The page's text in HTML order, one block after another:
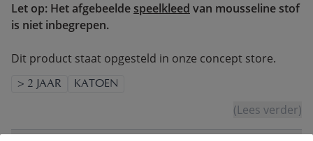
Let op: Het afgebeelde speelkleed van mousseline stof
is niet inbegrepen.
Dit product staat opgesteld in onze concept store.
> 2 JAAR KATOEN
(Lees verder)